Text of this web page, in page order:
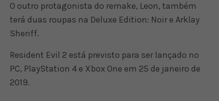
O outro protagonista do remake, Leon, também
terá duas roupas na Deluxe Edition: Noir e Arklay
Sheriff.
Resident Evil 2 está previsto para ser lançado no
PC, PlayStation 4 e Xbox One em 25 de janeiro de
2019.